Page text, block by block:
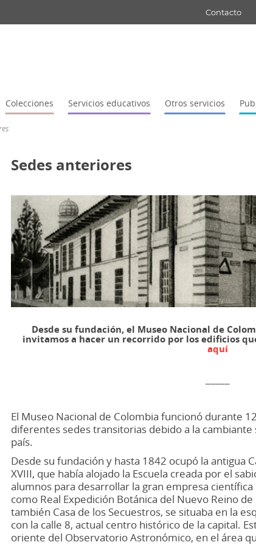
Contacto
Colecciones Servicios educativos Otros servicios
Sedes anteriores
Desde su fundación, el Museo Nacional de
invitamos a hacer un recorrido por los edificios
aquí
El Museo Nacional de Colombia funcionó durante
diferentes sedes transitorias debido a la
país.
Desde su fundación y hasta 1842 ocupó la antigua
XVIII, que había alojado la Escuela creada por el
alumnos para desarrollar la gran empresa
como Real Expedición Botánica del Nuevo Reino
también Casa de los Secuestros, se situaba en la
con la calle 8, actual centro histórico de la capital.
oriente del Observatorio Astronómico, en el área